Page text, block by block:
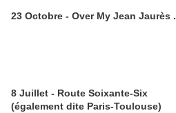
23 Octobre - Over My Jean Jaurès .
8 Juillet - Route Soixante-Six
(également dite Paris-Toulouse)